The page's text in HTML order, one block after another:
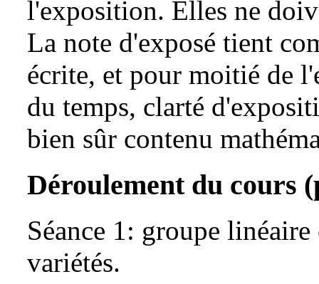
l'exposition. Elles ne
La note d'exposé tient
écrite, et pour moitié de
du temps, clarté
bien sûr contenu
Déroulement du cours
Séance 1: groupe
variétés.